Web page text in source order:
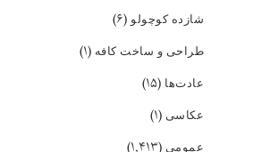
شازده کوچولو(۶)
طراحی و ساخت کافه (۱)
عادت‌ها (۱۵)
عکاسی (۱)
عمومی (۱,۴۱۳)